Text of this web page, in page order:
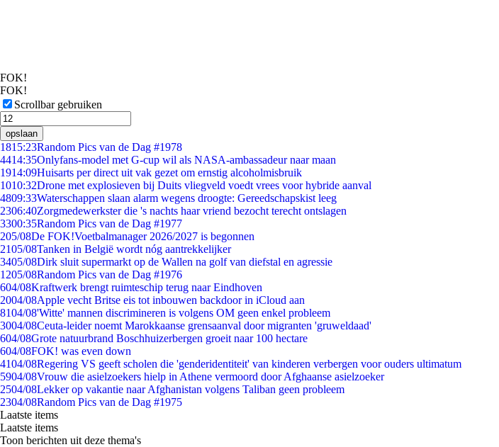
FOK!
FOK!
Scrollbar gebruiken
opslaan
1815:23Random Pics van de Dag #1978
4414:35Onlyfans-model met G-cup wil als NASA-ambassadeur naar maan
1914:09Huisarts per direct uit vak gezet om ernstig alcoholmisbruik
1010:32Drone met explosieven bij Duits vliegveld voedt vrees voor hybride aanval
4809:33Waterschappen slaan alarm wegens droogte: Gereedschapskist leeg
2306:40Zorgmedewerkster die 's nachts haar vriend bezocht terecht ontslagen
3300:35Random Pics van de Dag #1977
205/08De FOK!Voetbalmanager 2026/2027 is begonnen
2105/08Tanken in België wordt nóg aantrekkelijker
3405/08Dirk sluit supermarkt op de Wallen na golf van diefstal en agressie
1205/08Random Pics van de Dag #1976
604/08Kraftwerk brengt ruimteschip terug naar Eindhoven
2004/08Apple vecht Britse eis tot inbouwen backdoor in iCloud aan
8104/08'Witte' mannen discrimineren is volgens OM geen enkel probleem
3004/08Ceuta-leider noemt Marokkaanse grensaanval door migranten 'gruweldaad'
604/08Grote natuurbrand Boschhuizerbergen groeit naar 100 hectare
604/08FOK! was even down
4104/08Regering VS geeft scholen die 'genderidentiteit' van kinderen verbergen voor ouders ultimatum
5904/08Vrouw die asielzoekers hielp in Athene vermoord door Afghaanse asielzoeker
2504/08Lekker op vakantie naar Afghanistan volgens Taliban geen probleem
2304/08Random Pics van de Dag #1975
Laatste items
Laatste items
Toon berichten uit deze thema's